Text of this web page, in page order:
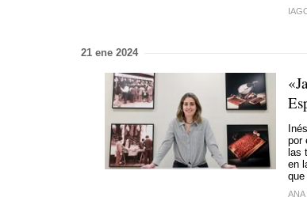
21 ene 2024
por
las
en
ANA